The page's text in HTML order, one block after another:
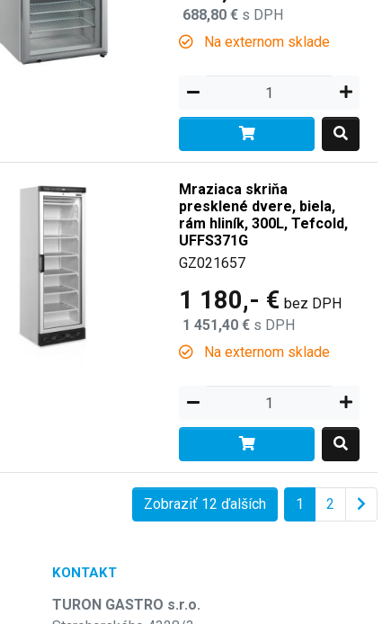
688,80 € s DPH
Na externom sklade
Mraziaca skriňa
presklené dvere, biela,
rám hliník, 300L, Tefcold,
UFFS371G
GZ021657
1 180,- € bez DPH
1 451,40 € s DPH
Na externom sklade
Zobraziť 12 ďalších 1 2
KONTAKT
TURON GASTRO s.r.o.